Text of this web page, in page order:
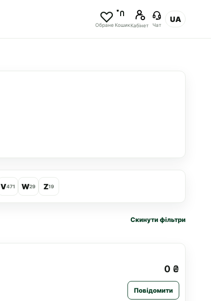
Обране Кошик Кабінет Чат
UA
V471 W29 Z19
Скинути фільтри
0 ₴
Повідомити